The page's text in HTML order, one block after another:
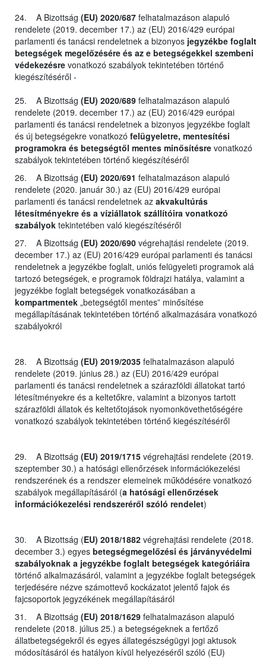
24. A Bizottság (EU) 2020/687 felhatalmazáson alapuló
rendelete (2019. december 17.) az (EU) 2016/429 európai
parlamenti és tanácsi rendeletnek a bizonyos jegyzékbe foglalt
betegségek megelőzésére és az e betegségekkel szembeni
védekezésre vonatkozó szabályok tekintetében történő
kiegészítéséről -
25. A Bizottság (EU) 2020/689 felhatalmazáson alapuló
rendelete (2019. december 17.) az (EU) 2016/429 európai
parlamenti és tanácsi rendeletnek a bizonyos jegyzékbe foglalt
és új betegségekre vonatkozó felügyeletre, mentesítési
programokra és betegségtől mentes minősítésre vonatkozó
szabályok tekintetében történő kiegészítéséről
26. A Bizottság (EU) 2020/691 felhatalmazáson alapuló
rendelete (2020. január 30.) az (EU) 2016/429 európai
parlamenti és tanácsi rendeletnek az akvakultúrás
létesítményekre és a víziállatok szállítóira vonatkozó
szabályok tekintetében való kiegészítéséről
27. A Bizottság (EU) 2020/690 végrehajtási rendelete (2019.
december 17.) az (EU) 2016/429 európai parlamenti és tanácsi
rendeletnek a jegyzékbe foglalt, uniós felügyeleti programok alá
tartozó betegségek, e programok földrajzi hatálya, valamint a
jegyzékbe foglalt betegségek vonatkozásában a
kompartmentek „betegségtől mentes” minősítése
megállapításának tekintetében történő alkalmazására vonatkozó
szabályokról
28. A Bizottság (EU) 2019/2035 felhatalmazáson alapuló
rendelete (2019. június 28.) az (EU) 2016/429 európai
parlamenti és tanácsi rendeletnek a szárazföldi állatokat tartó
létesítményekre és a keltetőkre, valamint a bizonyos tartott
szárazföldi állatok és keltetőtojások nyomonkövethetőségére
vonatkozó szabályok tekintetében történő kiegészítéséről
29. A Bizottság (EU) 2019/1715 végrehajtási rendelete (2019.
szeptember 30.) a hatósági ellenőrzések információkezelési
rendszerének és a rendszer elemeinek működésére vonatkozó
szabályok megállapításáról (a hatósági ellenőrzések
információkezelési rendszeréről szóló rendelet)
30. A Bizottság (EU) 2018/1882 végrehajtási rendelete (2018.
december 3.) egyes betegségmegelőzési és járványvédelmi
szabályoknak a jegyzékbe foglalt betegségek kategóriáira
történő alkalmazásáról, valamint a jegyzékbe foglalt betegségek
terjedésére nézve számottevő kockázatot jelentő fajok és
fajcsoportok jegyzékének megállapításáról
31. A Bizottság (EU) 2018/1629 felhatalmazáson alapuló
rendelete (2018. július 25.) a betegségeknek a fertőző
állatbetegségekről és egyes állategészségügyi jogi aktusok
módosításáról és hatályon kívül helyezéséről szóló (EU)